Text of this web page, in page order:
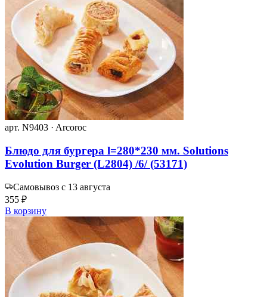
арт. N9403 · Arcoroc
Блюдо для бургера l=280*230 мм. Solutions
Evolution Burger (L2804) /6/ (53171)
Самовывоз с 13 августа
355 ₽
В корзину